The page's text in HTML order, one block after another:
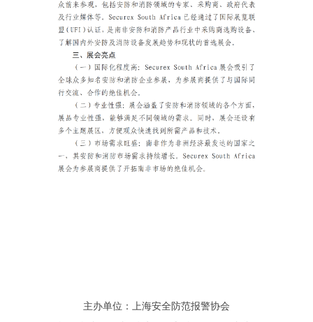
主办单位：上海安全防范报警协会